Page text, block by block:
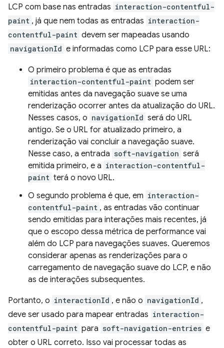
LCP com base nas entradas interaction-contentful-
paint , já que nem todas as entradas interaction-
contentful-paint devem ser mapeadas usando
navigationId e informadas como LCP para esse URL:
O primeiro problema é que as entradas
interaction-contentful-paint podem ser
emitidas antes da navegação suave se uma
renderização ocorrer antes da atualização do URL.
Nesses casos, o navigationId será do URL
antigo. Se o URL for atualizado primeiro, a
renderização vai concluir a navegação suave.
Nesse caso, a entrada soft-navigation será
emitida primeiro, e a interaction-contentful-
paint terá o novo URL.
O segundo problema é que, em interaction-
contentful-paint , as entradas vão continuar
sendo emitidas para interações mais recentes, já
que o escopo dessa métrica de performance vai
além do LCP para navegações suaves. Queremos
considerar apenas as renderizações para o
carregamento de navegação suave do LCP, e não
as de interações subsequentes.
Portanto, o interactionId , e não o navigationId ,
deve ser usado para mapear entradas interaction-
contentful-paint para soft-navigation-entries e
obter o URL correto. Isso vai processar todas as